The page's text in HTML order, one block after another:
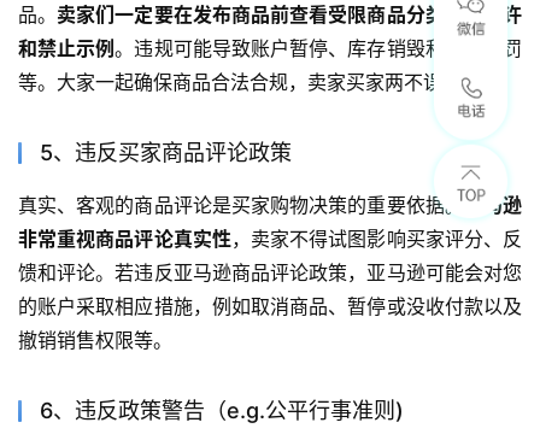
品。 卖家们一定要在发布商品前查看受限商品分类中的允许
和禁止示例。违规可能导致账户暂停、库存销毁和法律处罚
等。大家一起确保商品合法合规，卖家买家两不误！
5、违反买家商品评论政策
真实、客观的商品评论是买家购物决策的重要依据。亚马逊
非常重视商品评论真实性，卖家不得试图影响买家评分、反
馈和评论。若违反亚马逊商品评论政策，亚马逊可能会对您
的账户采取相应措施，例如取消商品、暂停或没收付款以及
撤销销售权限等。
6、违反政策警告（e.g.公平行事准则)